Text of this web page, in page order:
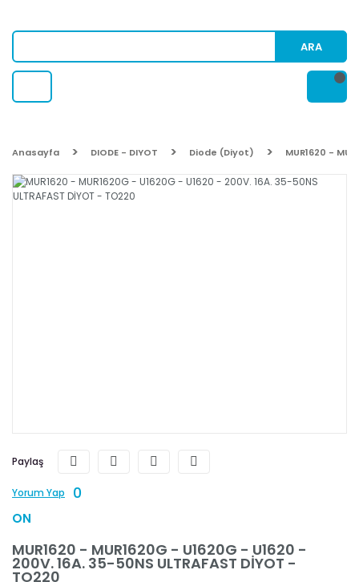
ARA
Anasayfa DIODE - DIYOT Diode (Diyot) MUR1620 -
Paylaş
Yorum Yap 0
ON
MUR1620 - MUR1620G - U1620G - U1620 -
200V. 16A. 35-50NS ULTRAFAST DİYOT -
TO220